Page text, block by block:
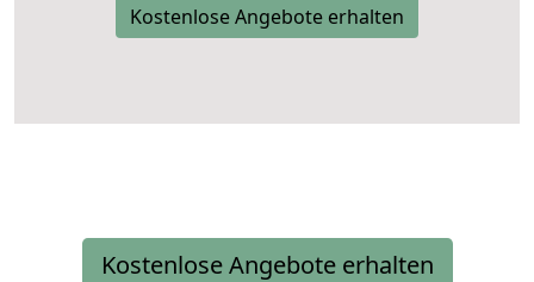
Kostenlose Angebote erhalten
Kostenlose Angebote erhalten